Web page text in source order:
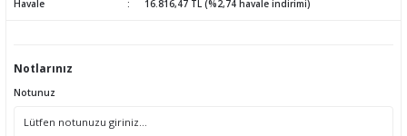
Havale
16.816,47 TL (%2,74 havale indirimi)
Notlarınız
Notunuz